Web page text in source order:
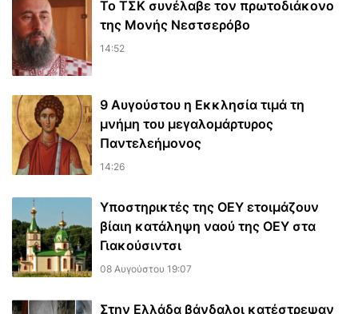
Το ΤΣΚ συνέλαβε τον πρωτοδιάκονο
της Μονής Νεστσερόβο
14:52
9 Αυγούστου η Εκκλησία τιμά τη
μνήμη του μεγαλομάρτυρος
Παντελεήμονος
14:26
Υποστηρικτές της ΟΕΥ ετοιμάζουν
βίαιη κατάληψη ναού της ΟΕΥ στα
Γιακούσιντσι
08 Αυγούστου 19:07
Στην Ελλάδα βάνδαλοι κατέστρεψαν